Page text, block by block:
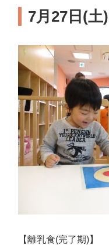
7月27日(土
【離乳食(完了期)】